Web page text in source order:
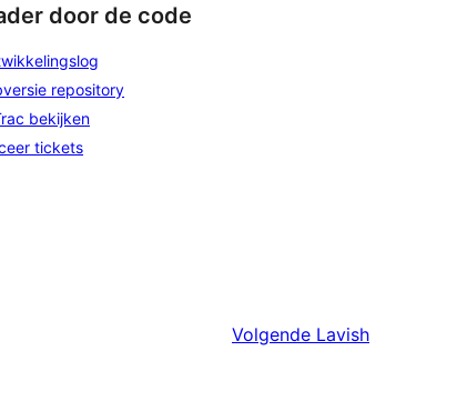
door de code
repository
bekijken
tickets
Volgende Lavish